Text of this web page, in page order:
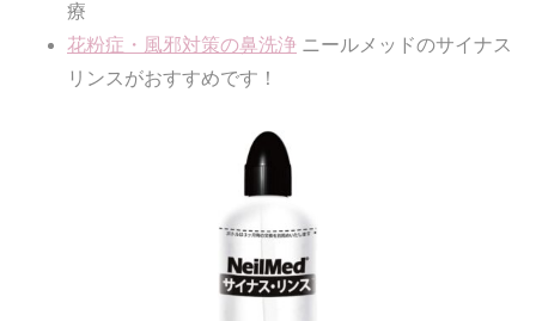
療
花粉症・風邪対策の鼻洗浄 ニールメッドのサイナス
リンスがおすすめです！